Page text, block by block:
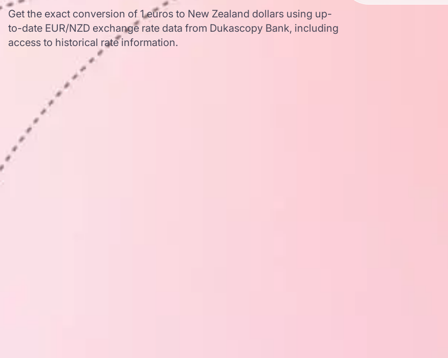
Get the exact conversion of 1 euros to New Zealand dollars using up-
to-date EUR/NZD exchange rate data from Dukascopy Bank, including
access to historical rate information.